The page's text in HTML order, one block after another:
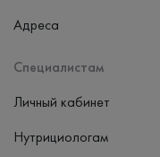
Адреса
Специалистам
Личный кабинет
Нутрициологам